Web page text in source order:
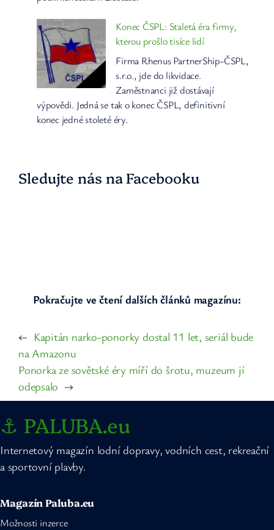
Konec ČSPL: Staletá éra firmy,
kterou prošlo tisíce lidí
Firma Rhenus PartnerShip-ČSPL,
s.r.o., jde do likvidace.
Zaměstnanci již dostávají
výpovědi. Jedná se tak o konec ČSPL, definitivní
konec jedné stoleté éry.
Sledujte nás na Facebooku
Pokračujte ve čtení dalších článků magazínu:
← Kapitán narko-ponorky dostal 11 let, seriál bude
na Amazonu
Ponorka ze sovětské éry míří do šrotu, muzeum jí
odepsalo →
⚓ PALUBA.eu
Internetový magazín lodní dopravy, vodních cest, rekreační
a sportovní plavby.
Magazín Paluba.eu
Možnosti inzerce